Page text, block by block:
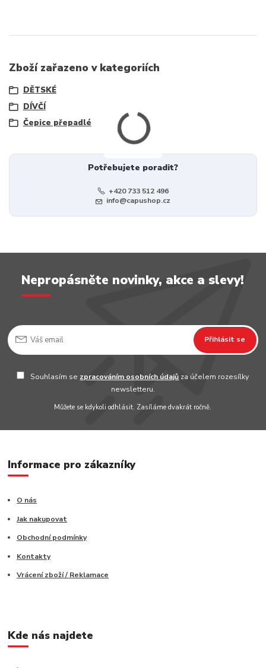
Zboží zařazeno v kategoriích
DĚTSKÉ
DÍVČÍ
Čepice přepadlé
Potřebujete poradit?
+420 733 512 496
info@capushop.cz
Nepropásněte novinky, akce a slevy!
Přihlásit se
Souhlasím se zpracováním osobních údajů za účelem rozesílky
newsletteru.
Můžete se kdykoli odhlásit. Zasíláme dvakrát ročně.
Informace pro zákazníky
O nás
Jak nakupovat
Obchodní podmínky
Kontakty
Vrácení zboží / Reklamace
Kde nás najdete